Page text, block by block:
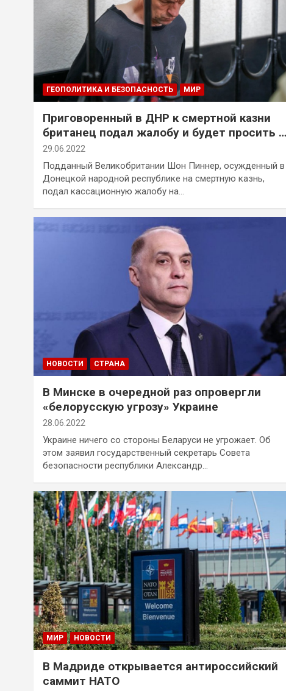
ГЕОПОЛИТИКА И БЕЗОПАСНОСТЬ МИР
Приговоренный в ДНР к смертной казни
британец подал жалобу и будет просить о
помиловании
29.06.2022
Подданный Великобритании Шон Пиннер, осужденный в
Донецкой народной республике на смертную казнь,
подал кассационную жалобу на…
НОВОСТИ СТРАНА
В Минске в очередной раз опровергли
«белорусскую угрозу» Украине
28.06.2022
Украине ничего со стороны Беларуси не угрожает. Об
этом заявил государственный секретарь Совета
безопасности республики Александр…
МИР НОВОСТИ
В Мадриде открывается антироссийский
саммит НАТО